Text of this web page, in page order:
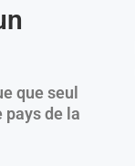
que seul
pays de la